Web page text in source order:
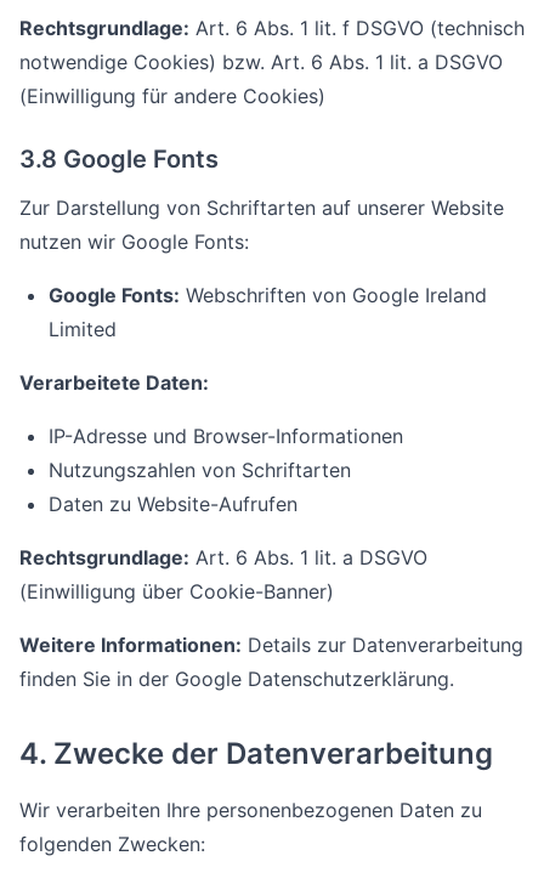
Rechtsgrundlage: Art. 6 Abs. 1 lit. f DSGVO (technisch
notwendige Cookies) bzw. Art. 6 Abs. 1 lit. a DSGVO
(Einwilligung für andere Cookies)
3.8 Google Fonts
Zur Darstellung von Schriftarten auf unserer Website
nutzen wir Google Fonts:
Google Fonts: Webschriften von Google Ireland
Limited
Verarbeitete Daten:
IP-Adresse und Browser-Informationen
Nutzungszahlen von Schriftarten
Daten zu Website-Aufrufen
Rechtsgrundlage: Art. 6 Abs. 1 lit. a DSGVO
(Einwilligung über Cookie-Banner)
Weitere Informationen: Details zur Datenverarbeitung
finden Sie in der Google Datenschutzerklärung.
4. Zwecke der Datenverarbeitung
Wir verarbeiten Ihre personenbezogenen Daten zu
folgenden Zwecken: